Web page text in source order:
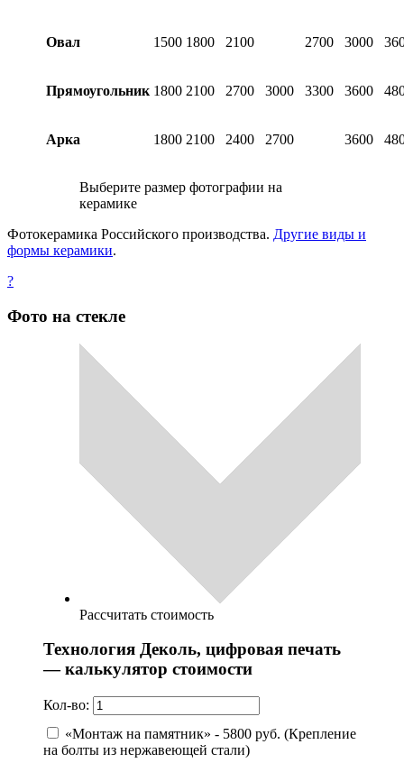
Овал 1500 1800 2100 2700 3000
Прямоугольник 1800 2100 2700 3000 3300 3600
Арка 1800 2100 2400 2700 3600
Выберите размер фотографии на
керамике
Фотокерамика Российского производства. Другие виды и
формы керамики.
?
Фото на стекле
Рассчитать стоимость
Технология Деколь, цифровая печать
— калькулятор стоимости
Кол-во:
«Монтаж на памятник» - 5800 руб. (Крепление
на болты из нержавеющей стали)